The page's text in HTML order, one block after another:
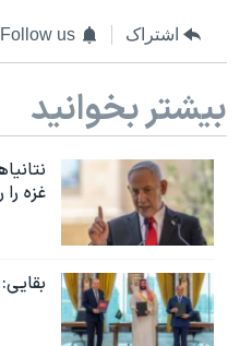
اشتراک Follow us
بیشتر بخوانید
غزه را